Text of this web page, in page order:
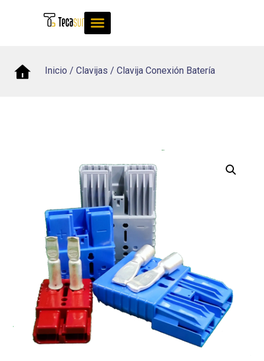
Inicio / Clavijas / Clavija Conexión Batería